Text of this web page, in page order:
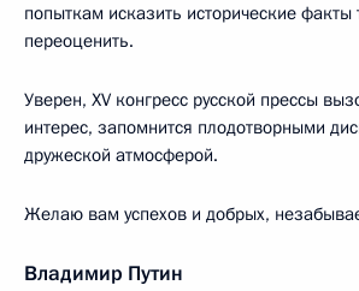
попыткам исказить исторические факты
переоценить.
Уверен, XV конгресс русской прессы
интерес, запомнится плодотворными
дружеской атмосферой.
Желаю вам успехов и добрых,
Владимир Путин